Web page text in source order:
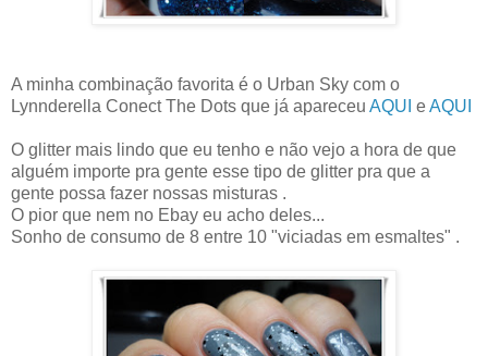
A minha combinação favorita é o Urban Sky com o
Lynnderella Conect The Dots que já apareceu AQUI eAQUI
O glitter mais lindo que eu tenho e não vejo a hora de que
alguém importe pra gente esse tipo de glitter pra que a
gente possa fazer nossas misturas .
O pior que nem no Ebay eu acho deles...
Sonho de consumo de 8 entre 10 "viciadas em esmaltes" .